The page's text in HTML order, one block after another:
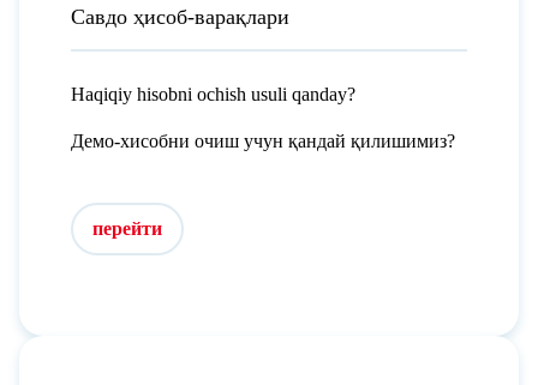
Савдо ҳисоб-варақлари
Haqiqiy hisobni ochish usuli qanday?
Демо-хисобни очиш учун қандай қилишимиз?
перейти